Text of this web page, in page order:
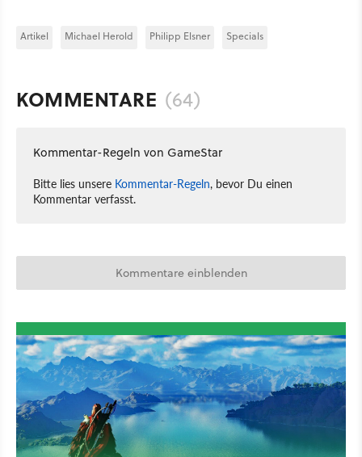
Artikel Michael Herold Philipp Elsner Specials
KOMMENTARE (64)
Kommentar-Regeln von GameStar
Bitte lies unsere Kommentar-Regeln, bevor Du einen
Kommentar verfasst.
Kommentare einblenden